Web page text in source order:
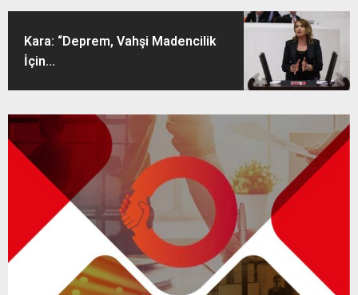
Kara: “Deprem, Vahşi Madencilik
İçin...